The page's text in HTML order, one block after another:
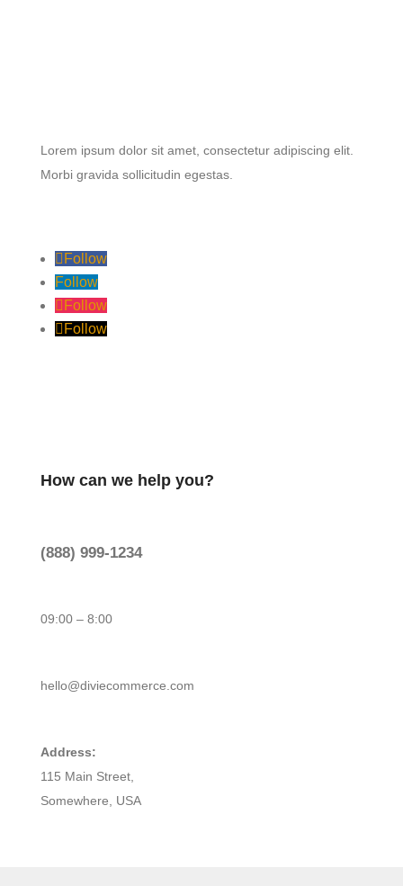
Lorem ipsum dolor sit amet, consectetur adipiscing elit.
Morbi gravida sollicitudin egestas.
Follow
Follow
Follow
Follow
How can we help you?
(888) 999-1234
09:00 – 8:00
hello@diviecommerce.com
Address:
115 Main Street,
Somewhere, USA